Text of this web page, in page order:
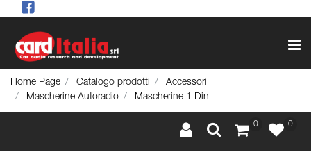
Home Page Catalogo prodotti
Accessori
Mascherine Autoradio
Mascherine 1 Din
0 0